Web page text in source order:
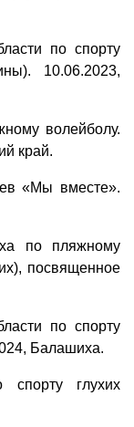
по спорту
10.06.2023,
волейболу.
край.
«Мы вместе».
по пляжному
посвященное
по спорту
Балашиха.
глухих